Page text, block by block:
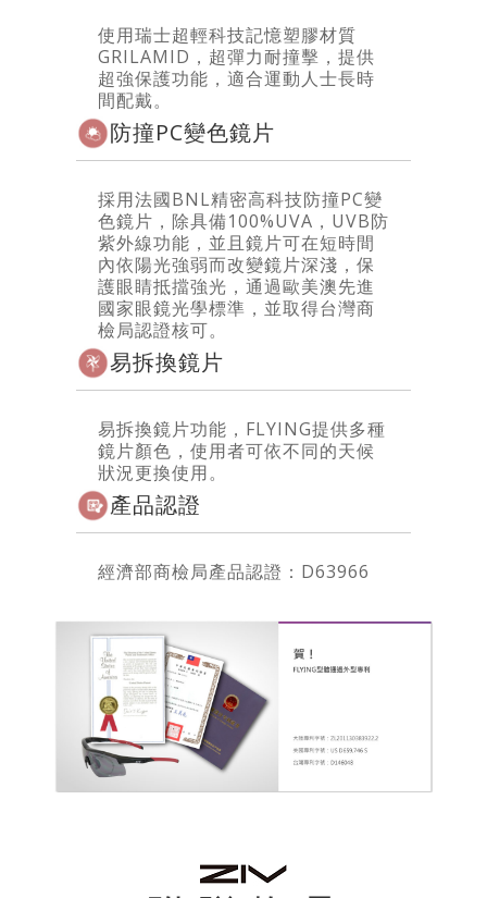
使用瑞士超輕科技記憶塑膠材質
GRILAMID，超彈力耐撞擊，提供
超強保護功能，適合運動人士長時
間配戴。
防撞PC變色鏡片
採用法國BNL精密高科技防撞PC變
色鏡片，除具備100%UVA，UVB防
紫外線功能，並且鏡片可在短時間
內依陽光強弱而改變鏡片深淺，保
護眼睛抵擋強光，通過歐美澳先進
國家眼鏡光學標準，並取得台灣商
檢局認證核可。
易拆換鏡片
易拆換鏡片功能，FLYING提供多種
鏡片顏色，使用者可依不同的天候
狀況更換使用。
產品認證
經濟部商檢局產品認證：D63966